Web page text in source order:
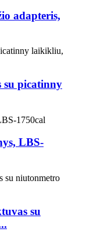
adapteris,
picatinny
LBS-
su